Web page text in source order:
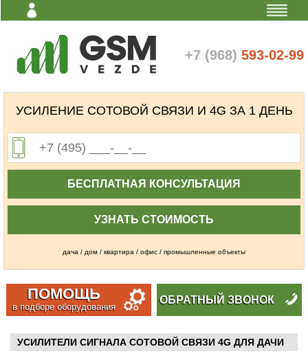
ПОМОЩЬ
в подборе оборудования
+7 (968) 593-02-99
Личный
УСИЛЕНИЕ СОТОВОЙ СВЯЗИ И 4G ЗА 1 ДЕНЬ
БЕСПЛАТНАЯ КОНСУЛЬТАЦИЯ
УЗНАТЬ СТОИМОСТЬ
дача / дом / квартира / офис / промышленные объекты
ОБРАТНЫЙ ЗВОНОК
УСИЛИТЕЛИ СИГНАЛА СОТОВОЙ СВЯЗИ 4G ДЛЯ ДАЧИ